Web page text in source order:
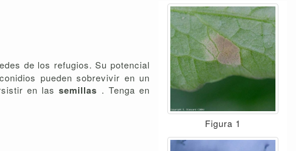
de los refugios. Su potencial
pueden sobrevivir en un
en lassemillas . Tenga en
Figura 1